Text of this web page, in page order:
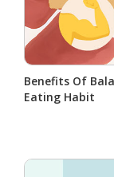
Benefits Of
Eating Habit